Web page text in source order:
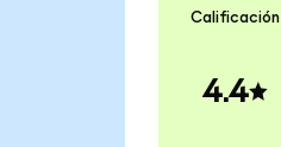
Calificación
4.4